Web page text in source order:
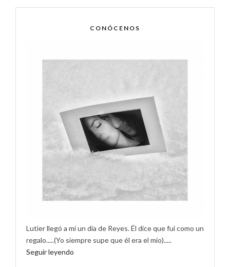
CONÓCENOS
Lutier llegó a mí un día de Reyes. Él dice que fui como un
regalo.....(Yo siempre supe que él era el mío).....
Seguir leyendo